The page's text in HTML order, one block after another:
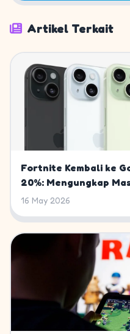
Artikel Terkait
Fortnite Kembali ke
20%: Mengungkap
Mobile Gaming
16 May 2026